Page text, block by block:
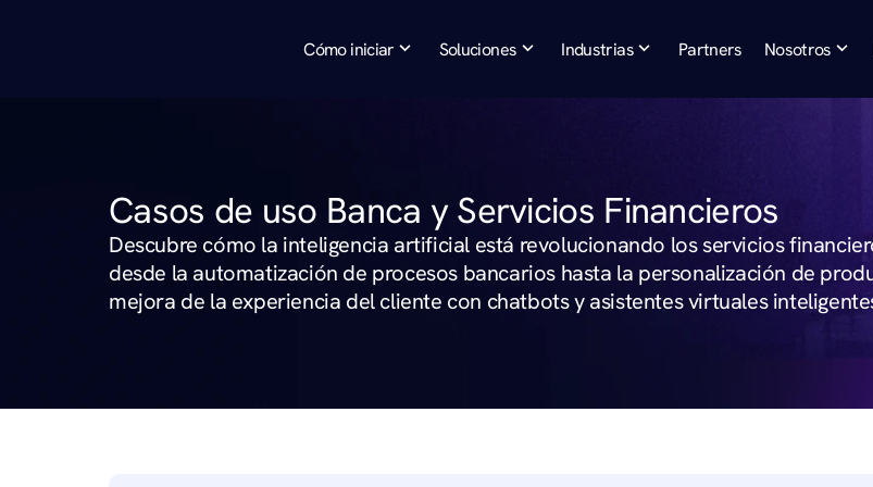
Cómo iniciar Soluciones Industrias Partners Nosotros
Casos de uso Banca y Servicios Financieros
Descubre cómo la inteligencia artificial está revolucionando los servicios
desde la automatización de procesos bancarios hasta la personalización de
mejora de la experiencia del cliente con chatbots y asistentes virtuales